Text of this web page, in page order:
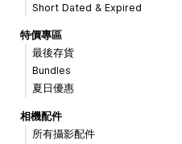
Short Dated & Expired
特價專區
最後存貨
Bundles
夏日優惠
相機配件
所有攝影配件